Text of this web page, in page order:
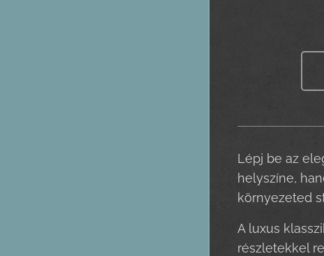
Lépj be az
helyszíne,
környezeted
A luxus
részletekkel